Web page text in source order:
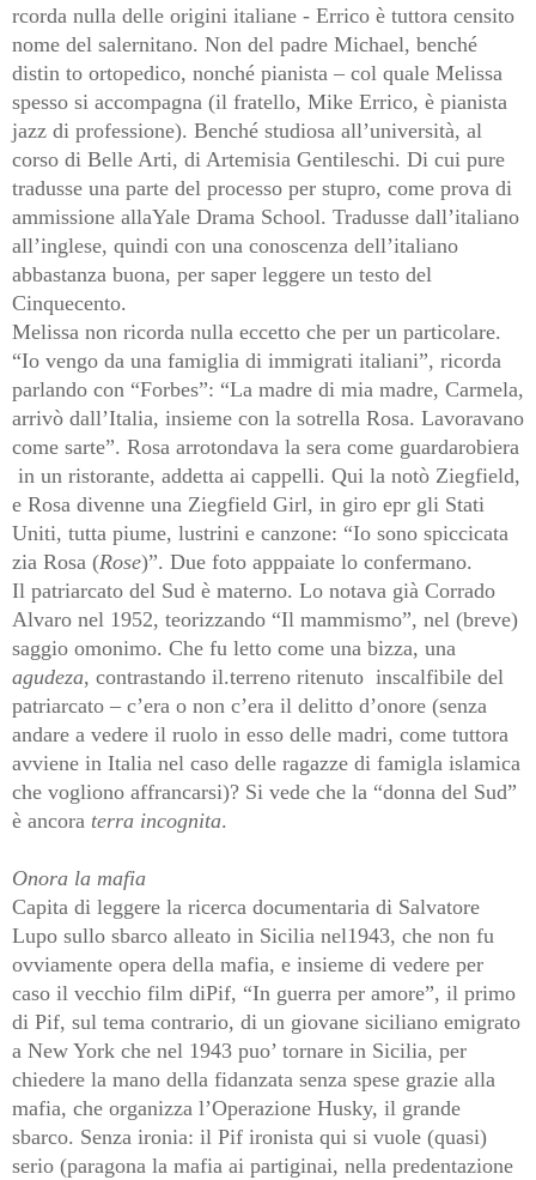
rcorda nulla delle origini italiane - Errico è tuttora censito
nome del salernitano. Non del padre Michael, benché
distin to ortopedico, nonché pianista – col quale Melissa
spesso si accompagna (il fratello, Mike Errico, è pianista
jazz di professione). Benché studiosa all’università, al
corso di Belle Arti, di Artemisia Gentileschi. Di cui pure
tradusse una parte del processo per stupro, come prova di
ammissione allaYale Drama School. Tradusse dall’italiano
all’inglese, quindi con una conoscenza dell’italiano
abbastanza buona, per saper leggere un testo del
Cinquecento.
Melissa non ricorda nulla eccetto che per un particolare.
“Io vengo da una famiglia di immigrati italiani”, ricorda
parlando con “Forbes”: “La madre di mia madre, Carmela,
arrivò dall’Italia, insieme con la sotrella Rosa. Lavoravano
come sarte”. Rosa arrotondava la sera come guardarobiera
in un ristorante, addetta ai cappelli. Qui la notò Ziegfield,
e Rosa divenne una Ziegfield Girl, in giro epr gli Stati
Uniti, tutta piume, lustrini e canzone: “Io sono spiccicata
zia Rosa (Rose)”. Due foto apppaiate lo confermano.
Il patriarcato del Sud è materno. Lo notava già Corrado
Alvaro nel 1952, teorizzando “Il mammismo”, nel (breve)
saggio omonimo. Che fu letto come una bizza, una
agudeza, contrastando il.terreno ritenuto inscalfibile del
patriarcato – c’era o non c’era il delitto d’onore (senza
andare a vedere il ruolo in esso delle madri, come tuttora
avviene in Italia nel caso delle ragazze di famigla islamica
che vogliono affrancarsi)? Si vede che la “donna del Sud”
è ancora terra incognita.
Onora la mafia
Capita di leggere la ricerca documentaria di Salvatore
Lupo sullo sbarco alleato in Sicilia nel1943, che non fu
ovviamente opera della mafia, e insieme di vedere per
caso il vecchio film diPif, “In guerra per amore”, il primo
di Pif, sul tema contrario, di un giovane siciliano emigrato
a New York che nel 1943 puo’ tornare in Sicilia, per
chiedere la mano della fidanzata senza spese grazie alla
mafia, che organizza l’Operazione Husky, il grande
sbarco. Senza ironia: il Pif ironista qui si vuole (quasi)
serio (paragona la mafia ai partiginai, nella predentazione